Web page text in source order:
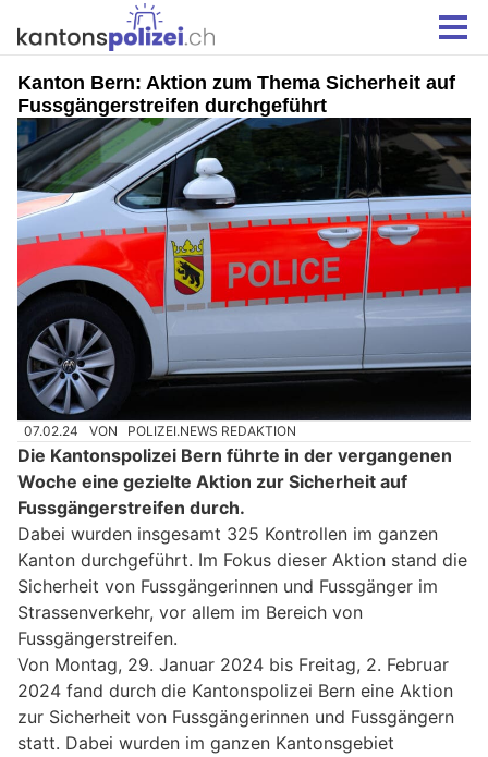
Kanton Bern: Aktion zum Thema Sicherheit auf
Fussgängerstreifen durchgeführt
07.02.24 VON POLIZEI.NEWS REDAKTION
Die Kantonspolizei Bern führte in der vergangenen
Woche eine gezielte Aktion zur Sicherheit auf
Fussgängerstreifen durch.
Dabei wurden insgesamt 325 Kontrollen im ganzen
Kanton durchgeführt. Im Fokus dieser Aktion stand die
Sicherheit von Fussgängerinnen und Fussgänger im
Strassenverkehr, vor allem im Bereich von
Fussgängerstreifen.
Von Montag, 29. Januar 2024 bis Freitag, 2. Februar
2024 fand durch die Kantonspolizei Bern eine Aktion
zur Sicherheit von Fussgängerinnen und Fussgängern
statt. Dabei wurden im ganzen Kantonsgebiet